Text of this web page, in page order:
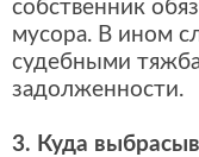
собственник
мусора. В ином
судебными
задолженности.
3. Куда